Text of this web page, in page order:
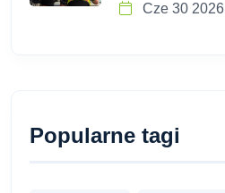
Cze 30 2026
Popularne tagi